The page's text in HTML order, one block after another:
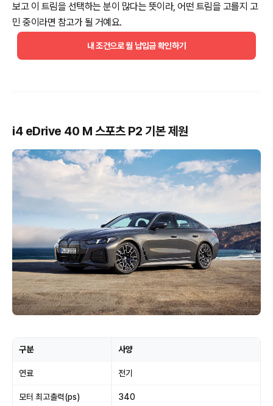
보고 이 트림을 선택하는 분이 많다는 뜻이라, 어떤 트림을 고를지 고
민 중이라면 참고가 될 거예요.
내 조건으로 월 납입금 확인하기
i4 eDrive 40 M 스포츠 P2 기본 제원
구분 사양
연료 전기
모터 최고출력(ps) 340